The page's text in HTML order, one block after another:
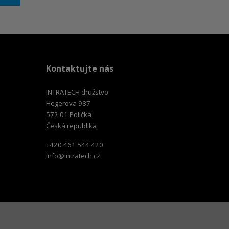
Kontaktujte nás
INTRATECH družstvo
Hegerova 987
572 01 Polička
Česká republika
+420 461 544 420
info@intratech.cz